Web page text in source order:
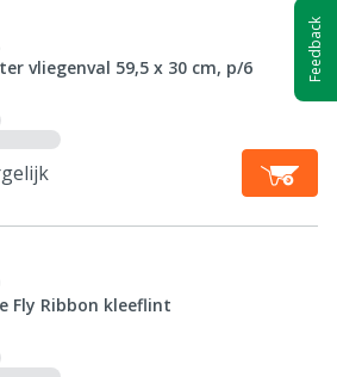
vliegenval 59,5 x 30 cm, p/6
Fly Ribbon kleeflint
Feedback